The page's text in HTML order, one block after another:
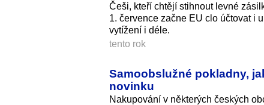
Češi, kteří chtějí stihnout levné
1. července začne EU clo účtovat i
vytížení i déle.
tento rok
Samoobslužné pokladny,
novinku
Nakupování v některých českých